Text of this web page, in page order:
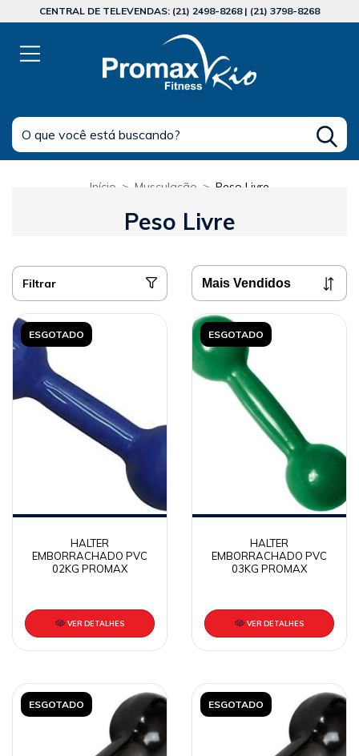
CENTRAL DE TELEVENDAS: (21) 2498-8268 | (21) 3798-8268
Início > Musculação > Peso Livre
Peso Livre
Filtrar
ESGOTADO
HALTER
EMBORRACHADO PVC
02KG PROMAX
VER DETALHES
ESGOTADO
HALTER
EMBORRACHADO PVC
03KG PROMAX
VER DETALHES
ESGOTADO ESGOTADO